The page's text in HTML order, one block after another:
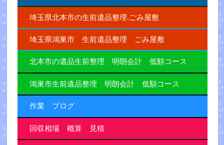
埼玉県北本市の生前遺品整理.ごみ屋敷
埼玉県鴻巣市 生前遺品整理 ごみ屋敷
北本市の遺品生前整理 明朗会計 低額コース
鴻巣市生前遺品整理 明朗会計 低額コース
作業 ブログ
回収相場 概算 見積